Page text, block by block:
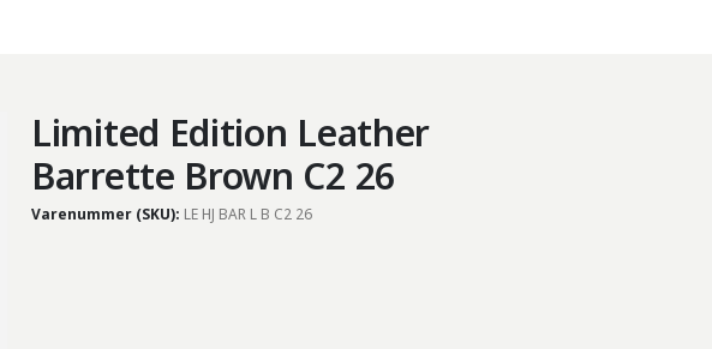
Limited Edition Leather
Barrette Brown C2 26
Varenummer (SKU): LE HJ BAR L B C2 26